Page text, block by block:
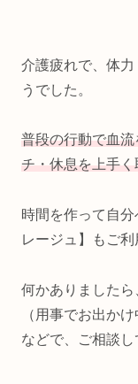
介護疲れで、体
うでした。
普段の行動で血
チ・休息を上手
時間を作って自
レージュ】もご利
何かありました
（用事でお出か
などで、ご相談し